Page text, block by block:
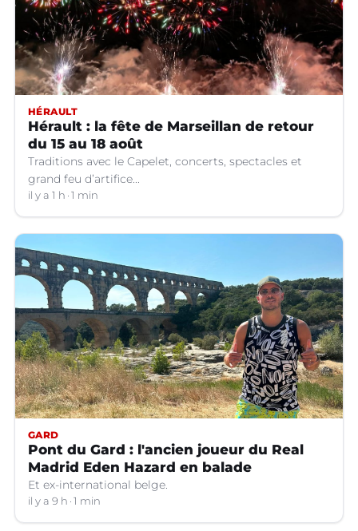
HÉRAULT
Hérault : la fête de Marseillan de retour
du 15 au 18 août
Traditions avec le Capelet, concerts, spectacles et
grand feu d’artifice...
il y a 1 h 1 min
GARD
Pont du Gard : l'ancien joueur du Real
Madrid Eden Hazard en balade
Et ex-international belge.
il y a 9 h 1 min